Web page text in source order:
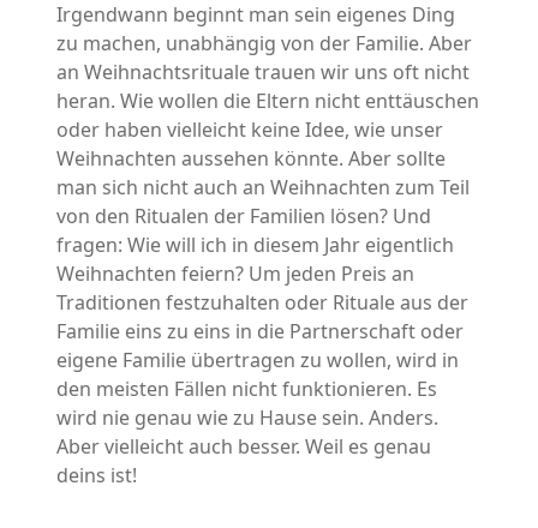
Irgendwann beginnt man sein eigenes Ding
zu machen, unabhängig von der Familie. Aber
an Weihnachtsrituale trauen wir uns oft nicht
heran. Wie wollen die Eltern nicht enttäuschen
oder haben vielleicht keine Idee, wie unser
Weihnachten aussehen könnte. Aber sollte
man sich nicht auch an Weihnachten zum Teil
von den Ritualen der Familien lösen? Und
fragen: Wie will ich in diesem Jahr eigentlich
Weihnachten feiern? Um jeden Preis an
Traditionen festzuhalten oder Rituale aus der
Familie eins zu eins in die Partnerschaft oder
eigene Familie übertragen zu wollen, wird in
den meisten Fällen nicht funktionieren. Es
wird nie genau wie zu Hause sein. Anders.
Aber vielleicht auch besser. Weil es genau
deins ist!